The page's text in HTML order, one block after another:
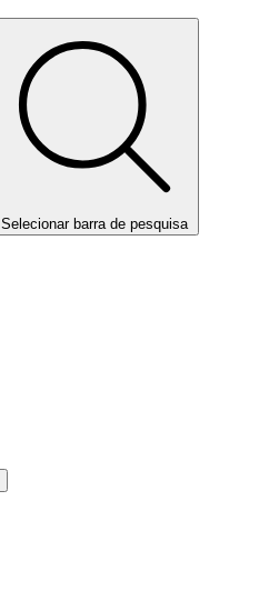
Selecionar barra de pesquisa